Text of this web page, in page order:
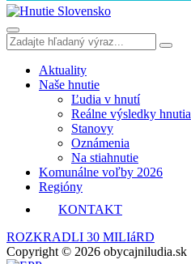
Aktuality
Naše hnutie
Ľudia v hnutí
Reálne výsledky hnutia
Stanovy
Oznámenia
Na stiahnutie
Komunálne voľby 2026
Regióny
KONTAKT
ROZKRADLI 30 MILIáRD
Copyright © 2026 obycajniludia.sk